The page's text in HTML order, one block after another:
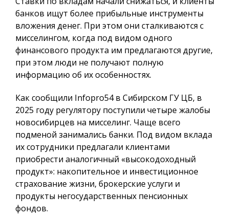
банков ищут более прибыльные инструменты
вложения денег. При этом они сталкиваются с
мисселингом, когда под видом одного
финансового продукта им предлагаются другие,
при этом люди не получают полную
информацию об их особенностях.
Как сообщили Infopro54 в Сибирском ГУ ЦБ, в
2025 году регулятору поступили четыре жалобы
новосибирцев на мисселинг. Чаще всего
подменой занимались банки. Под видом вклада
их сотрудники предлагали клиентами
приобрести аналогичный «высокодоходный
продукт»: накопительное и инвестиционное
страхование жизни, брокерские услуги и
продукты негосударственных пенсионных
фондов.